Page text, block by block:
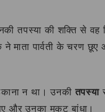
तपस्या की शक्ति से
ने माता पार्वती के चरण
न था। उनकी तपस्या
और उनका मुकुट बांधा।